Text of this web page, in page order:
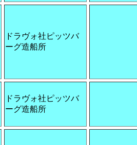
ドラヴォ社ピッツバ
ーグ造船所
ドラヴォ社ピッツバ
ーグ造船所